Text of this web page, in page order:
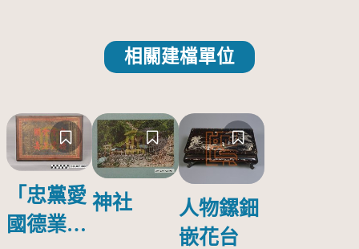
相關建檔單位
「忠黨愛
國德業並
神社
人物鏍鈿
嵌花台